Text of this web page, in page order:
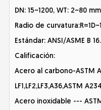
DN: 15~1200, WT: 2~80
Radio de
Estándar: ANSI/ASME B
Calificación:
Acero al carbono-ASTM
LF1,LF2,LF3,A36,ASTM
Acero inoxidable ---